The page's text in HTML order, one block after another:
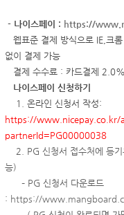
- 나이스페이 : https://
웹표준 결제 방식으로 IE,크
없이 결제 가능
결제 수수료 : 카드결제
나이스페이 신청하기
1. 온라인 신청서 작성:
https://www.nicepay.co.kr/
partnerId=PG00000038
2. PG 신청서 접수처에 등기
능)
– PG 신청서 다운로드
: https://